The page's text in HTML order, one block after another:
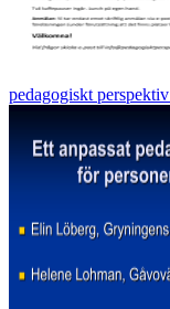
pedagogiskt